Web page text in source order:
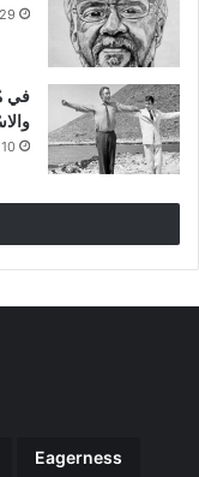
29 أغسطس، 2024
في
10 أكتوبر، 2020
Eagerness